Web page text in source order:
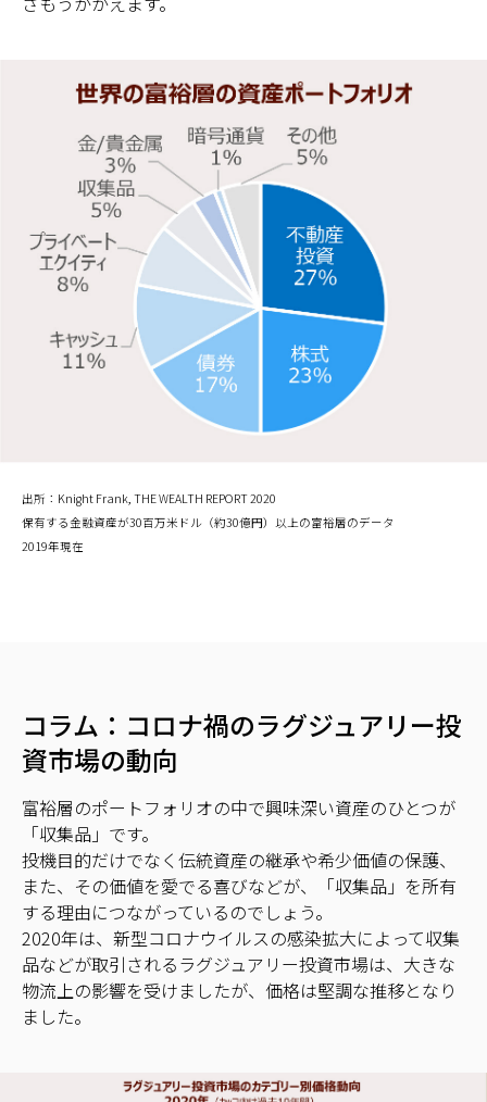
出所：Knight Frank, THE WEALTH REPORT 2020
保有する金融資産が30百万米ドル（約30億円）以上の富裕層のデータ
2019年現在
コラム：コロナ禍のラグジュアリー投
資市場の動向
富裕層のポートフォリオの中で興味深い資産のひとつが
「収集品」です。
投機目的だけでなく伝統資産の継承や希少価値の保護、
また、その価値を愛でる喜びなどが、「収集品」を所有
する理由につながっているのでしょう。
2020年は、新型コロナウイルスの感染拡大によって収集
品などが取引されるラグジュアリー投資市場は、大きな
物流上の影響を受けましたが、価格は堅調な推移となり
ました。